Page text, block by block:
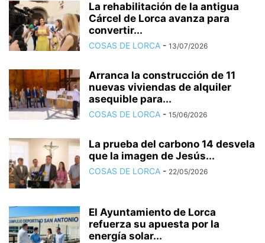
La rehabilitación de la antigua
Cárcel de Lorca avanza para
convertir...
COSAS DE LORCA - 13/07/2026
Arranca la construcción de 11
nuevas viviendas de alquiler
asequible para...
COSAS DE LORCA - 15/06/2026
La prueba del carbono 14 desvela
que la imagen de Jesús...
COSAS DE LORCA - 22/05/2026
El Ayuntamiento de Lorca
refuerza su apuesta por la
energía solar...